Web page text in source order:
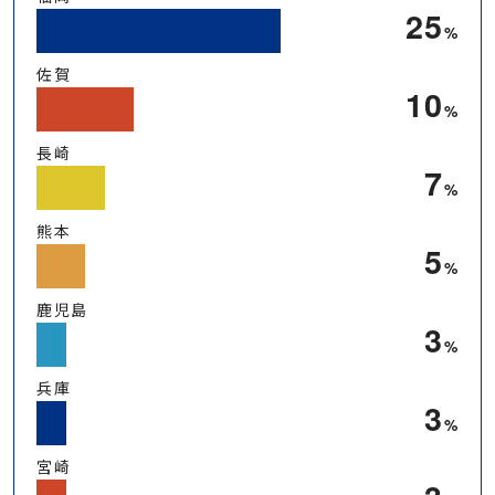
25%
10%
佐賀
7%
長崎
5%
熊本
3%
鹿児島
3%
兵庫
宮崎